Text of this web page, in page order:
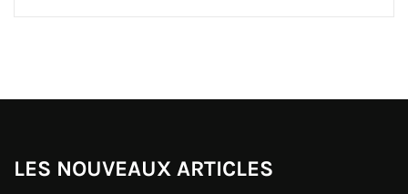
LES NOUVEAUX ARTICLES